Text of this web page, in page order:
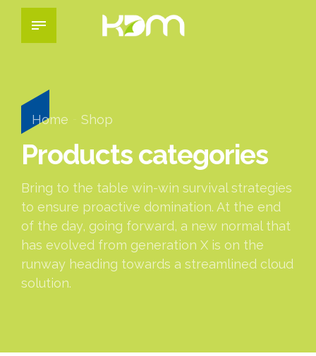
Home Shop
Products categories
Bring to the table win-win survival strategies
to ensure proactive domination. At the end
of the day, going forward, a new normal that
has evolved from generation X is on the
runway heading towards a streamlined cloud
solution.